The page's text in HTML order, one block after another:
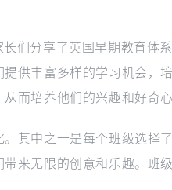
长们分享了英国早期教育
供丰富多样的学习机会
而培养他们的兴趣和好奇
其中之一是每个班级选
来无限的创意和乐趣。